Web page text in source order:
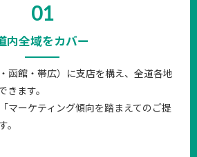
01
内全域をカバー
函館・帯広）に支店を構え、全道各地
きます。
マーケティング傾向を踏まえてのご提